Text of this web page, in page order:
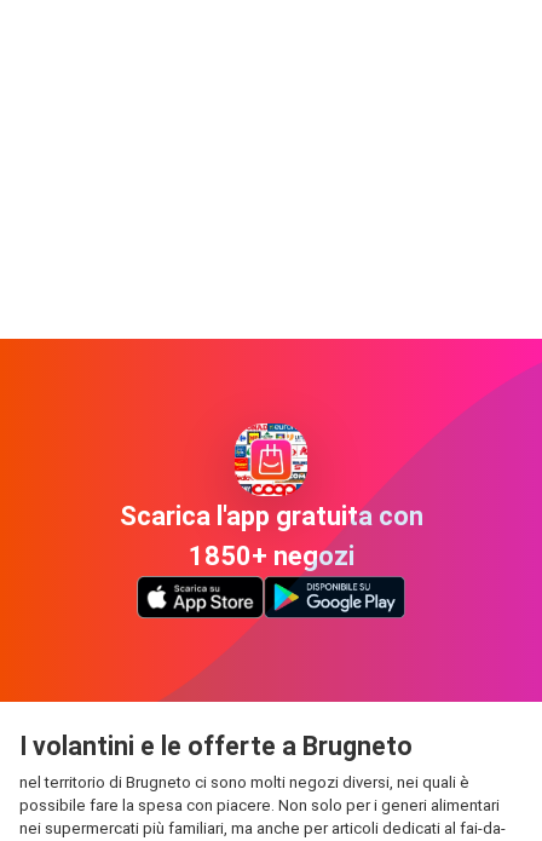
Scarica l'app gratuita con
1850+ negozi
I volantini e le offerte a Brugneto
nel territorio di Brugneto ci sono molti negozi diversi, nei quali è
possibile fare la spesa con piacere. Non solo per i generi alimentari
nei supermercati più familiari, ma anche per articoli dedicati al fai-da-